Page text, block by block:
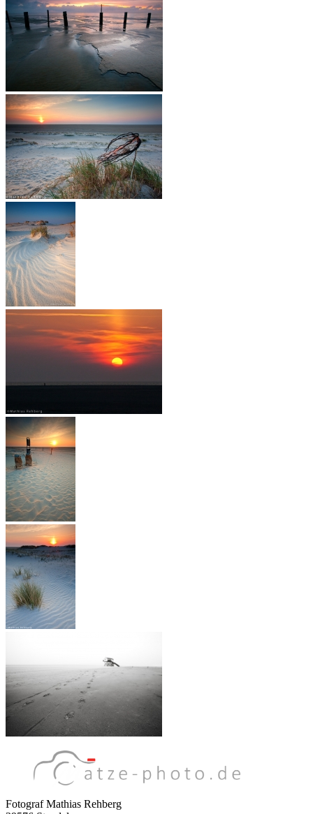
Fotograf Mathias Rehberg